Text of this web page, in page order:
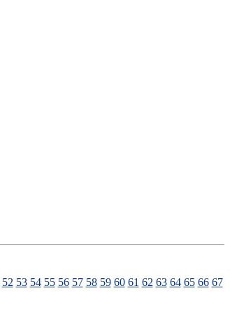
52 53 54 55 56 57 58 59 60 61 62 63 64 65 66 67